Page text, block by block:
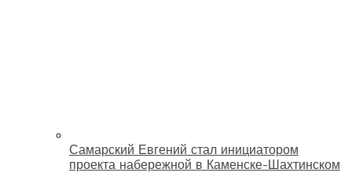
Самарский Евгений стал инициатором
проекта набережной в Каменске-Шахтинском